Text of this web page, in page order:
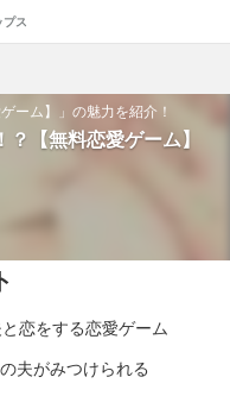
プス
ーム】」の魅力を紹介！
【無料恋愛ゲーム】
恋をする恋愛ゲーム
夫がみつけられる